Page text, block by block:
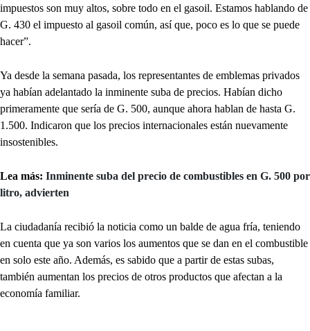
impuestos son muy altos, sobre todo en el gasoil. Estamos hablando de
G. 430 el impuesto al gasoil común, así que, poco es lo que se puede
hacer”.
Ya desde la semana pasada, los representantes de emblemas privados
ya habían adelantado la inminente suba de precios. Habían dicho
primeramente que sería de G. 500, aunque ahora hablan de hasta G.
1.500. Indicaron que los precios internacionales están nuevamente
insostenibles.
Lea más: Inminente suba del precio de combustibles en G. 500 por
litro, advierten
La ciudadanía recibió la noticia como un balde de agua fría, teniendo
en cuenta que ya son varios los aumentos que se dan en el combustible
en solo este año. Además, es sabido que a partir de estas subas,
también aumentan los precios de otros productos que afectan a la
economía familiar.